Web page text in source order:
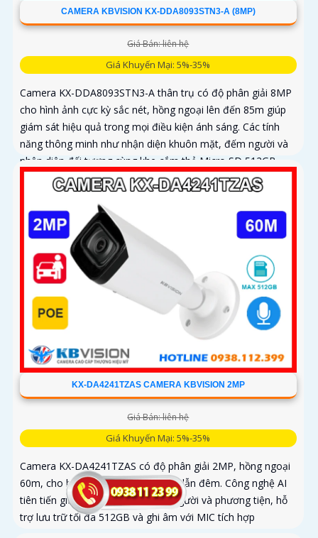
CAMERA KBVISION KX-DDA8093STN3-A (8MP)
Giá Bán: liên hệ
Giá Khuyến Mại: 5%-35%
Camera KX-DDA8093STN3-A thân trụ có độ phân giải 8MP
cho hình ảnh cực kỳ sắc nét, hồng ngoại lên đến 85m giúp
giám sát hiệu quả trong mọi điều kiện ánh sáng. Các tính
năng thông minh như nhận diện khuôn mặt, đếm người và
nhận diện đối tượng cùng khe cắm thẻ Micro SD 512GB
mang lại sự tiện lợi tối đa được bảo vệ với chuẩn IP67, IK10
và hỗ trợ PoE, camera đảm bảo hoạt động ổn định
KX-DA4241TZAS CAMERA KBVISION 2MP
Giá Bán: liên hệ
Giá Khuyến Mại: 5%-35%
Camera KX-DA4241TZAS có độ phân giải 2MP, hồng ngoại
60m, cho hình ảnh sắc nét cả ngày lẫn đêm. Công nghệ AI
tiên tiến giúp phát hiện chính xác người và phương tiện, hỗ
trợ lưu trữ tối đa 512GB và ghi âm với MIC tích hợp